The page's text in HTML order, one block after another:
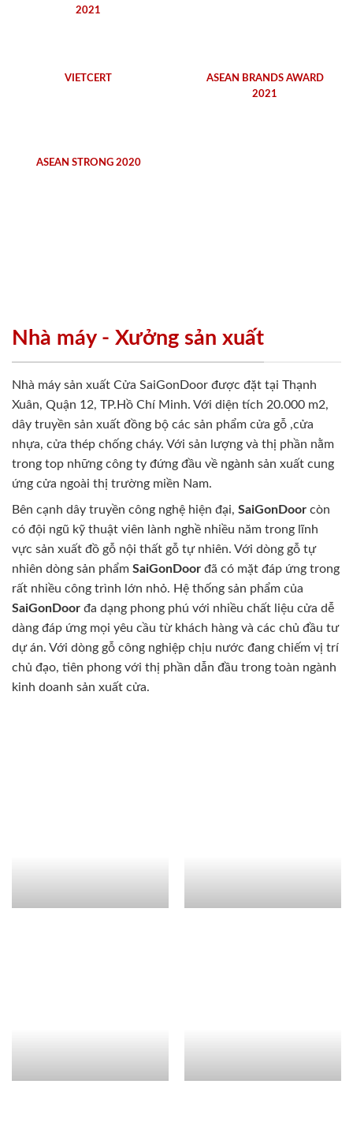
2021
VIETCERT
ASEAN BRANDS AWARD
2021
ASEAN STRONG 2020
Nhà máy - Xưởng sản xuất
Nhà máy sản xuất Cửa SaiGonDoor được đặt tại Thạnh
Xuân, Quận 12, TP.Hồ Chí Minh. Với diện tích 20.000 m2,
dây truyền sản xuất đồng bộ các sản phẩm cửa gỗ ,cửa
nhựa, cửa thép chống cháy. Với sản lượng và thị phần nằm
trong top những công ty đứng đầu về ngành sản xuất cung
ứng cửa ngoài thị trường miền Nam.
Bên cạnh dây truyền công nghệ hiện đại, SaiGonDoor còn
có đội ngũ kỹ thuật viên lành nghề nhiều năm trong lĩnh
vực sản xuất đồ gỗ nội thất gỗ tự nhiên. Với dòng gỗ tự
nhiên dòng sản phẩm SaiGonDoor đã có mặt đáp ứng trong
rất nhiều công trình lớn nhỏ. Hệ thống sản phẩm của
SaiGonDoor đa dạng phong phú với nhiều chất liệu cửa dễ
dàng đáp ứng mọi yêu cầu từ khách hàng và các chủ đầu tư
dự án. Với dòng gỗ công nghiệp chịu nước đang chiếm vị trí
chủ đạo, tiên phong với thị phần dẫn đầu trong toàn ngành
kinh doanh sản xuất cửa.